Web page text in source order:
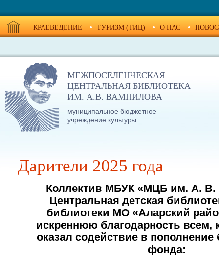
КРАЕВЕДЕНИЕ ТУРИЗМ (ТИЦ) О НАС
МЕЖПОСЕЛЕНЧЕСКАЯ
ЦЕНТРАЛЬНАЯ БИБЛИОТЕКА
ИМ. А.В. ВАМПИЛОВА
муниципальное бюджетное
учреждение культуры
Дарители 2025 года
Коллектив МБУК «МЦБ им. А. В.
Центральная детская
библиотеки МО «Аларский
искреннюю благодарность всем,
оказал содействие в пополнение
фонда: